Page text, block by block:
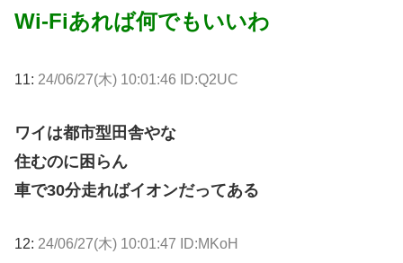
Wi-Fiあれば何でもいいわ
11: 24/06/27(木) 10:01:46 ID:Q2UC
ワイは都市型田舎やな
住むのに困らん
車で30分走ればイオンだってある
12: 24/06/27(木) 10:01:47 ID:MKoH